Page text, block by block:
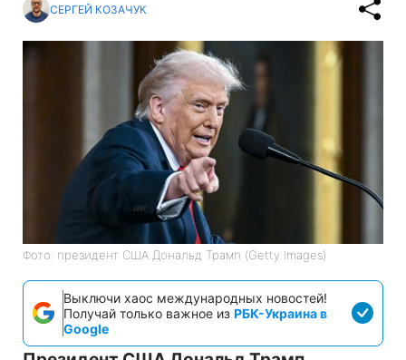
СЕРГЕЙ КОЗАЧУК
Фото: президент США Дональд Трамп (Getty Images)
Выключи хаос международных новостей!
Получай только важное из РБК-Украина в
Google